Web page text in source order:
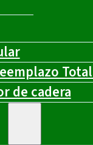
de cadera